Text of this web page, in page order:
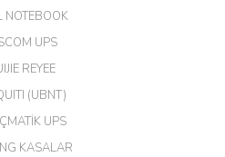
NOTEBOOK
UPS
REYEE
(UBNT)
UPS
KASALAR